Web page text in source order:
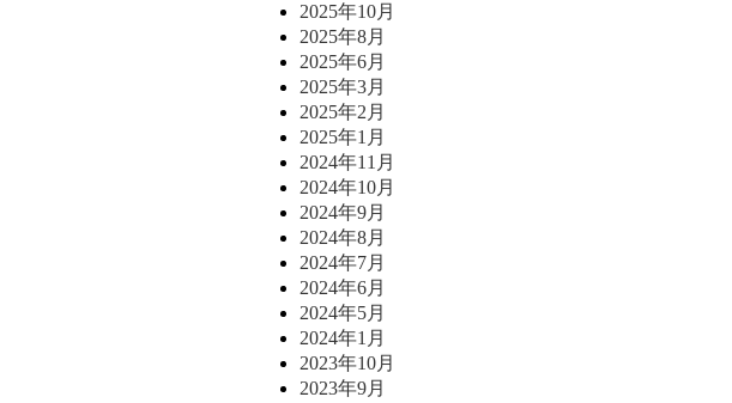
2025年10月
2025年8月
2025年6月
2025年3月
2025年2月
2025年1月
2024年11月
2024年10月
2024年9月
2024年8月
2024年7月
2024年6月
2024年5月
2024年1月
2023年10月
2023年9月